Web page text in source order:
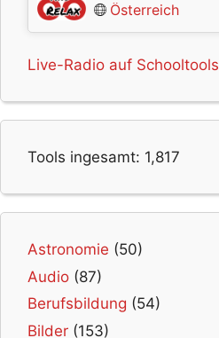
Österreich
Live-Radio auf Schooltools
Tools ingesamt: 1,817
Astronomie (50)
Audio (87)
Berufsbildung (54)
Bilder (153)